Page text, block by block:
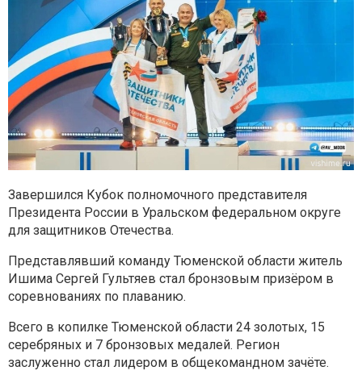
Завершился Кубок полномочного представителя
Президента России в Уральском федеральном округе
для защитников Отечества.
Представлявший команду Тюменской области житель
Ишима Сергей Гультяев стал бронзовым призёром в
соревнованиях по плаванию.
Всего в копилке Тюменской области 24 золотых, 15
серебряных и 7 бронзовых медалей. Регион
заслуженно стал лидером в общекомандном зачёте.